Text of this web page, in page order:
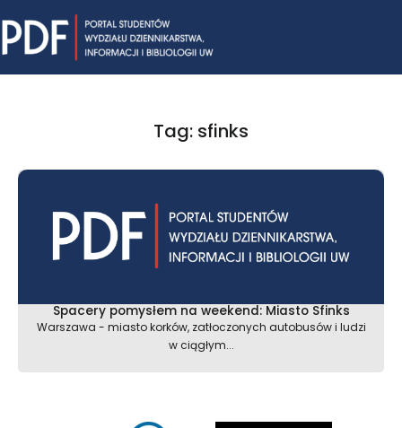
to
content
Tag: sfinks
Spacery pomysłem na weekend: Miasto Sfinks
Warszawa - miasto korków, zatłoczonych autobusów i ludzi
w ciągłym...